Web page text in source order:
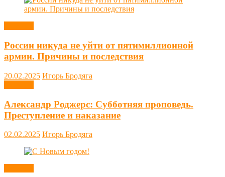
России никуда не уйти от пятимиллионной
армии. Причины и последствия
20.02.2025 Игорь Бродяга
Александр Роджерс: Субботняя проповедь.
Преступление и наказание
02.02.2025 Игорь Бродяга